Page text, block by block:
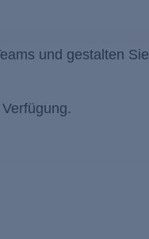
und gestalten